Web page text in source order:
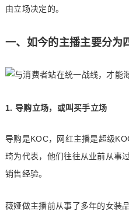
由立场决定的。
一、如今的主播主要分为
1. 导购立场，或叫买手立场
导购是KOC，网红主播是超级
琦为代表，他们往往从业前从事
销售经验。
薇娅做主播前从事了多年的女装